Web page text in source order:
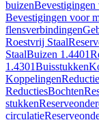
buizenBevestigingen
Bevestigingen voor
flensverbindingen
Roestvrij Staal
StaalBuizen 1.4401
1.4301Buisstukken
Koppelingen
ReductiesBochten
stukken
circulatie